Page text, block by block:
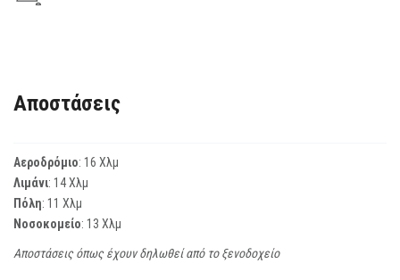
Αποστάσεις
Αεροδρόμιο: 16 Χλμ
Λιμάνι: 14 Χλμ
Πόλη: 11 Χλμ
Νοσοκομείο: 13 Χλμ
Αποστάσεις όπως έχουν δηλωθεί από το ξενοδοχείο